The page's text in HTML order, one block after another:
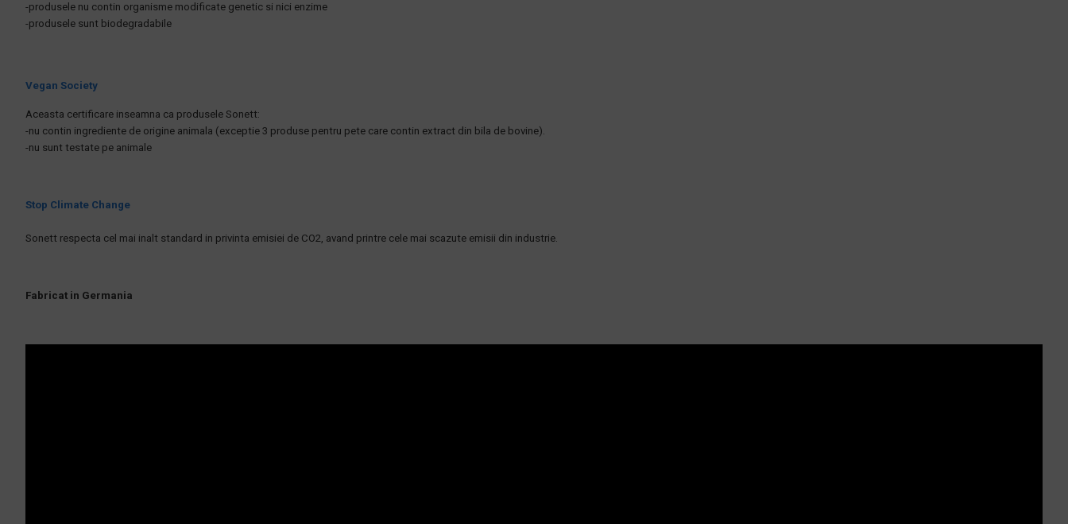
-produsele nu contin organisme modificate genetic si nici enzime
-produsele sunt biodegradabile
Vegan Society
Aceasta certificare inseamna ca produsele Sonett:
-nu contin ingrediente de origine animala (exceptie 3 produse pentru pete care contin extract din bila de bovine).
-nu sunt testate pe animale
Stop Climate Change
Sonett respecta cel mai inalt standard in privinta emisiei de CO2, avand printre cele mai scazute emisii din industrie.
Fabricat in Germania